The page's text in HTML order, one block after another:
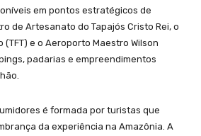
em pontos estratégicos de
de Artesanato do Tapajós Cristo Rei, o
(TFT) e o Aeroporto Maestro Wilson
padarias e empreendimentos
é formada por turistas que
da experiência na Amazônia. A